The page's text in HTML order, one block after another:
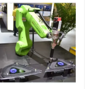
المنزل
المنتجات
فيديوهات